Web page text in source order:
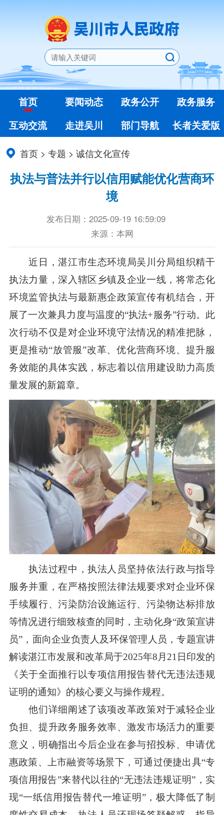
首页 要闻动态 政务公开
政务服务
互动交流
走进吴川 部门导航 长者关爱版
首页 >专题 >诚信文化宣传
执法与普法并行以信用赋能优化营商环
境
发布日期：2025-09-19 16:59:09
来源：本网
近日，湛江市生态环境局吴川分局组织精干
执法力量，深入辖区乡镇及企业一线，将常态化
环境监管执法与最新惠企政策宣传有机结合，开
展了一次兼具力度与温度的“执法+服务”行动。此
次行动不仅是对企业环境守法情况的精准把脉，
更是推动“放管服”改革、优化营商环境、提升服
务效能的具体实践，标志着以信用建设助力高质
量发展的新篇章。
执法过程中，执法人员坚持依法行政与指导
服务并重，在严格按照法律法规要求对企业环保
手续履行、污染防治设施运行、污染物达标排放
等情况进行细致核查的同时，主动化身“政策宣讲
员”，面向企业负责人及环保管理人员，专题宣讲
解读湛江市发展和改革局于2025年8月21日印发的
《关于全面推行以专项信用报告替代无违法违规
证明的通知》的核心要义与操作规程。
他们详细阐述了该项改革政策对于减轻企业
负担、提升政务服务效率、激发市场活力的重要
意义，明确指出今后企业在参与招投标、申请优
惠政策、上市融资等场景下，可通过便捷出具“专
项信用报告”来替代以往的“无违法违规证明”，实
现“一纸信用报告替代一堆证明”，极大降低了制